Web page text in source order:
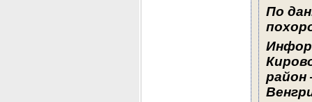
По
район